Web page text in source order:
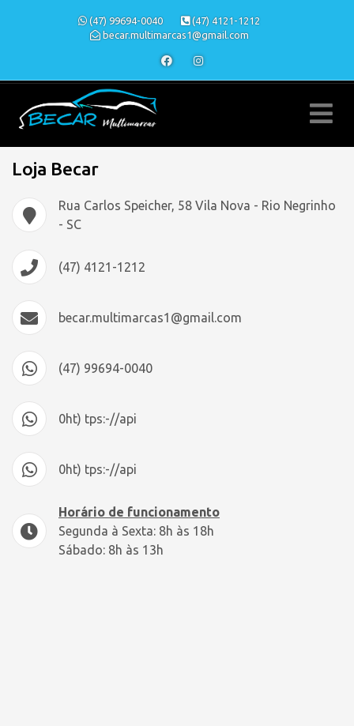
(47) 99694-0040
(47) 4121-1212
becar.multimarcas1@gmail.com
Loja Becar
Rua Carlos Speicher, 58 Vila Nova - Rio Negrinho
- SC
(47) 4121-1212
becar.multimarcas1@gmail.com
(47) 99694-0040
0ht) tps:-//api
0ht) tps:-//api
Horário de funcionamento
Segunda à Sexta: 8h às 18h
Sábado: 8h às 13h